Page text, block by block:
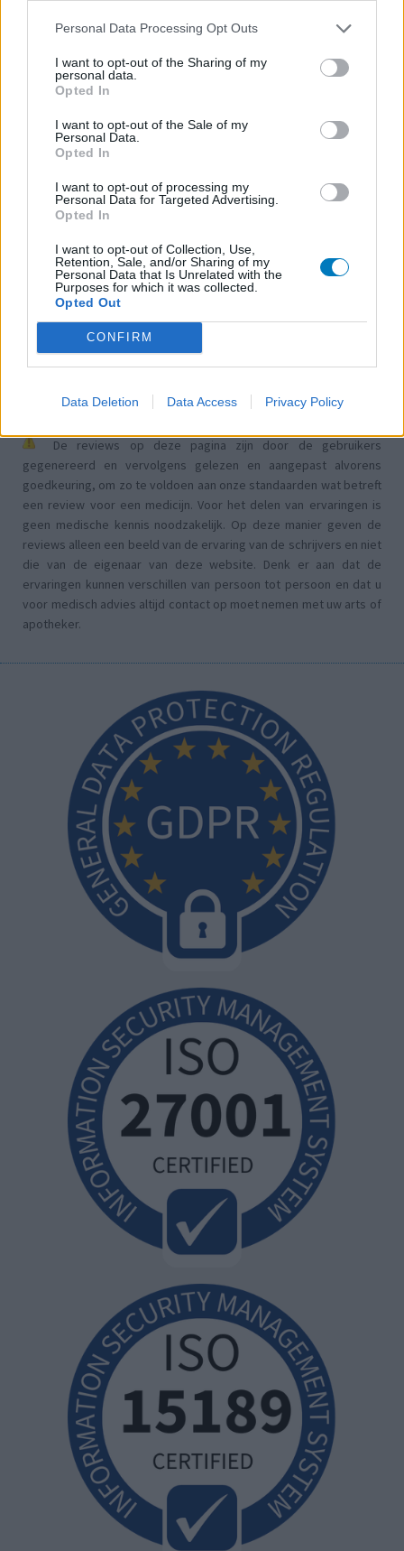
Personal Data Processing Opt Outs
I want to opt-out of the Sharing of my
personal data.
Opted In
I want to opt-out of the Sale of my
Personal Data.
Opted In
I want to opt-out of processing my
Personal Data for Targeted Advertising.
Opted In
I want to opt-out of Collection, Use,
Retention, Sale, and/or Sharing of my
Personal Data that Is Unrelated with the
Purposes for which it was collected.
Opted Out
CONFIRM
Data Deletion Data Access Privacy Policy
Implanon (hormoonimplantaat) (584)
Anticonceptie - overig
Lexapro (509)
Depressie - antidepressiva SSRI
Concerta (503)
ADHD - psychostimulantia
Bloeddruk - calciumantagonisten
Amoxicilline / Clavulaanzuur (486)
Antibiotica - penicillines breedspectrum
Roaccutane (480)
Dexamfetamine (446)
ADHD - psychostimulantia
Euthyrox (436)
De reviews op deze pagina zijn door de gebruikers
gegenereerd en vervolgens gelezen en aangepast alvorens
goedkeuring, om zo te voldoen aan onze standaarden wat betreft
een review voor een medicijn. Voor het delen van ervaringen is
geen medische kennis noodzakelijk. Op deze manier geven de
reviews alleen een beeld van de ervaring van de schrijvers en niet
die van de eigenaar van deze website. Denk er aan dat de
ervaringen kunnen verschillen van persoon tot persoon en dat u
voor medisch advies altijd contact op moet nemen met uw arts of
apotheker.